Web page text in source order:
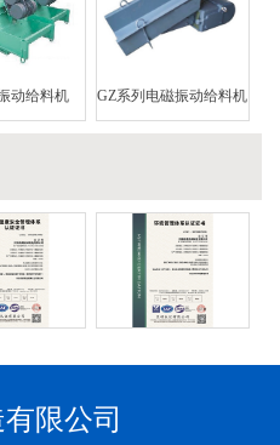
动给料机 GZ系列电磁振动给料机
限公司